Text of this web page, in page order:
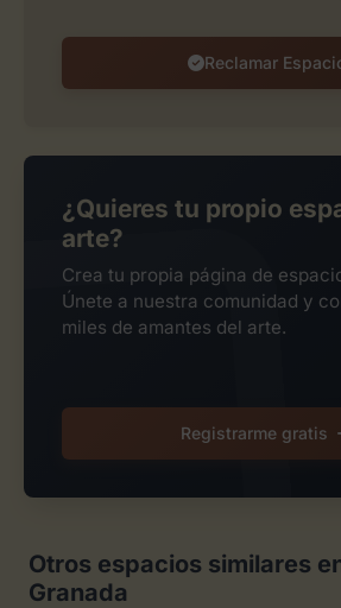
Reclamar
¿Quieres tu propio
arte?
Crea tu propia página de
Únete a nuestra comunidad y
miles de amantes del arte.
Registrarme gratis
Otros espacios similares
Granada